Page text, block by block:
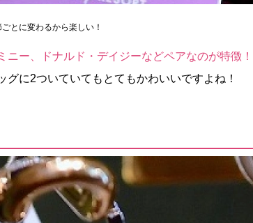
とに変わるから楽しい！
ー、ドナルド・デイジーなどペアなのが特徴！
に2ついていてもとてもかわいいですよね！